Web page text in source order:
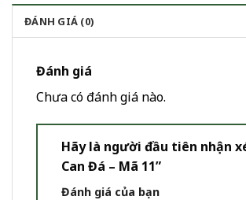
ĐÁNH GIÁ (0)
Đánh giá
Chưa có đánh giá nào.
Hãy là người đầu tiên nhận
Can Đá – Mã 11”
Đánh giá của bạn